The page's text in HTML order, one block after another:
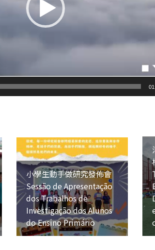
小學生動手做研究發佈會
Sessão de Apresentação
dos Trabalhos de
Investigação dos Alunos
do Ensino Primário